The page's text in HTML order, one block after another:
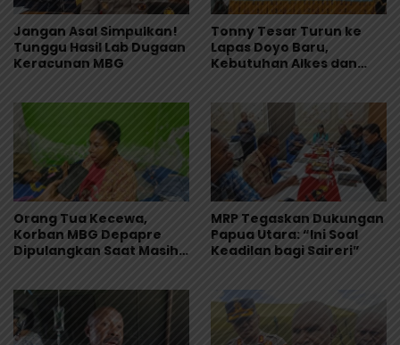
Jangan Asal Simpulkan!
Tunggu Hasil Lab Dugaan
Keracunan MBG
Tonny Tesar Turun ke
Lapas Doyo Baru,
Kebutuhan Alkes dan
Orang Tua Kecewa,
Korban MBG Depapre
Dipulangkan Saat Masih
MRP Tegaskan Dukungan
Papua Utara: “Ini Soal
Keadilan bagi Saireri”